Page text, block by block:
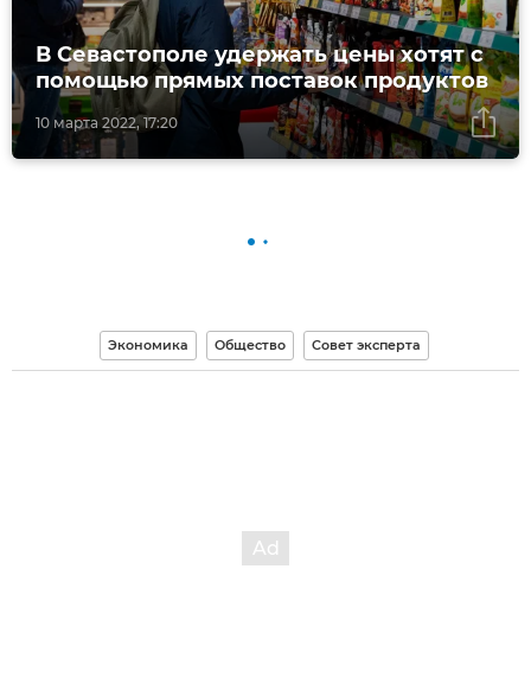
10 марта 2022, 17:20
В Севастополе удержать цены хотят с
помощью прямых поставок продуктов
Экономика Общество Совет эксперта